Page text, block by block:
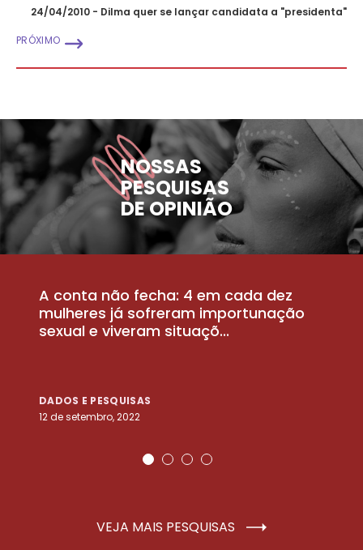
24/04/2010 - Dilma quer se lançar candidata a "presidenta"
PRÓXIMO
NOSSAS
PESQUISAS
DE OPINIÃO
A conta não fecha: 4 em cada dez
mulheres já sofreram importunação
sexual e viveram situaçõ...
DADOS E PESQUISAS
12 de setembro, 2022
VEJA MAIS PESQUISAS